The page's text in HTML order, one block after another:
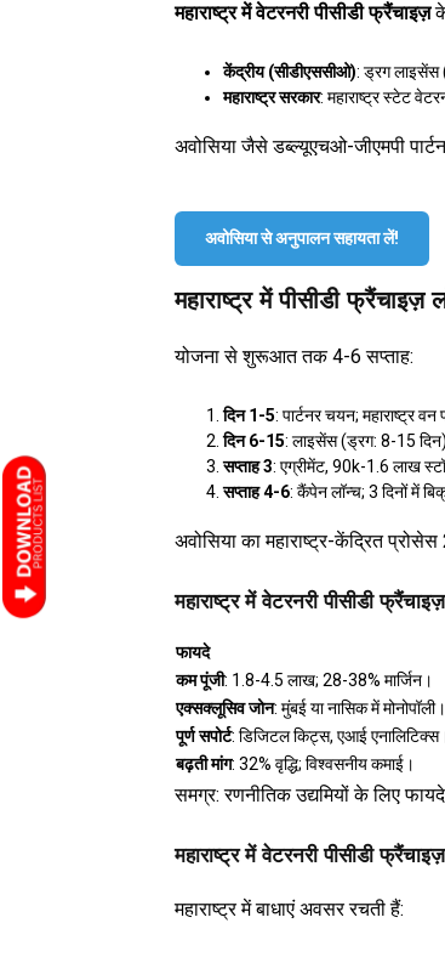
महाराष्ट्र में वेटरनरी पीसीडी फ्रैंचाइज़के
केंद्रीय (सीडीएससीओ): ड्रग लाइसेंस
महाराष्ट्र सरकार: महाराष्ट्र स्टेट
अवोसिया जैसे डब्ल्यूएचओ-जीएमपी
अवोसिया से अनुपालन सहायता लें!
महाराष्ट्र में पीसीडी फ्रैंचाइज़
योजना से शुरूआत तक 4-6 सप्ताह:
दिन 1-5: पार्टनर चयन; महाराष्ट्र
दिन 6-15: लाइसेंस (ड्रग: 8-15
सप्ताह 3: एग्रीमेंट, ₹90k-1.6 लाख
सप्ताह 4-6: कैंपेन लॉन्च; 3 दिनों में
अवोसिया का महाराष्ट्र-केंद्रित
महाराष्ट्र में वेटरनरी पीसीडी
फायदे
कम पूंजी: ₹1.8-4.5 लाख; 28-38% मार्जिन।
एक्सक्लूसिव जोन: मुंबई या नासिक में मोनोपॉली।
पूर्ण सपोर्ट: डिजिटल किट्स, एआई
बढ़ती मांग: 32% वृद्धि; विश्वसनीय कमाई।
समग्र: रणनीतिक उद्यमियों के लिए
महाराष्ट्र में वेटरनरी पीसीडी
महाराष्ट्र में बाधाएं अवसर रचती हैं: